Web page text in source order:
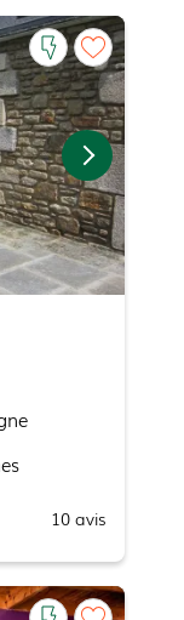
s
10 avis